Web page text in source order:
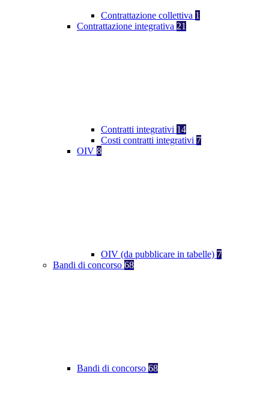
Contrattazione collettiva 1
Contrattazione integrativa 21
Contratti integrativi 14
Costi contratti integrativi 7
OIV 8
OIV (da pubblicare in tabelle) 7
Bandi di concorso 68
Bandi di concorso 68